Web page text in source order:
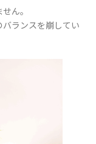
ん。
ランスを崩してい